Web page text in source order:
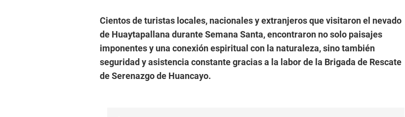
Cientos de turistas locales, nacionales y extranjeros que visitaron el nevado
de Huaytapallana durante Semana Santa, encontraron no solo paisajes
imponentes y una conexión espiritual con la naturaleza, sino también
seguridad y asistencia constante gracias a la labor de la Brigada de Rescate
de Serenazgo de Huancayo.